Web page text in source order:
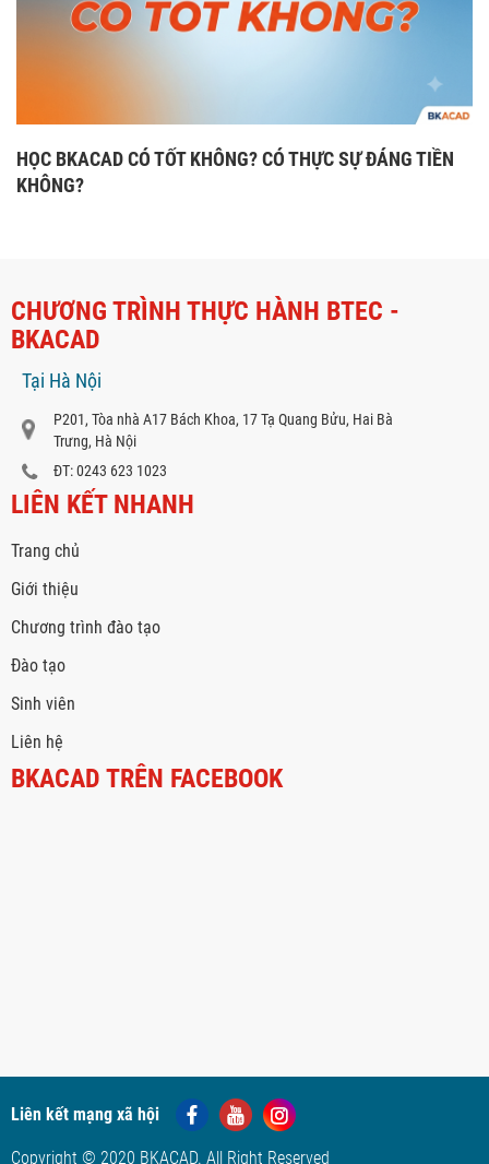
HỌC BKACAD CÓ TỐT KHÔNG? CÓ THỰC SỰ ĐÁNG TIỀN
KHÔNG?
CHƯƠNG TRÌNH THỰC HÀNH BTEC -
BKACAD
Tại Hà Nội
P201, Tòa nhà A17 Bách Khoa, 17 Tạ Quang Bửu, Hai Bà
Trưng, Hà Nội
ĐT: 0243 623 1023
LIÊN KẾT NHANH
Trang chủ
Giới thiệu
Chương trình đào tạo
Đào tạo
Sinh viên
Liên hệ
BKACAD TRÊN FACEBOOK
Liên kết mạng xã hội
Copyright © 2020 BKACAD. All Right Reserved